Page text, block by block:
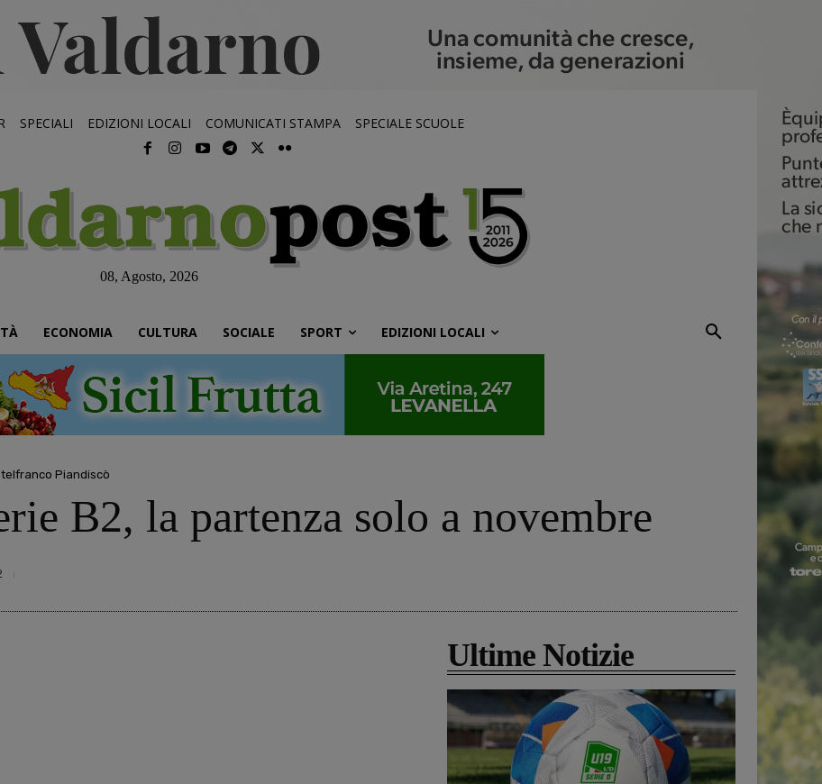
SPECIALI EDIZIONI LOCALI COMUNICATI STAMPA SPECIALE SCUOLE
08, Agosto, 2026
ECONOMIA CULTURA SOCIALE SPORT EDIZIONI LOCALI
Piandiscò
B2, la partenza solo a novembre
Ultime Notizie